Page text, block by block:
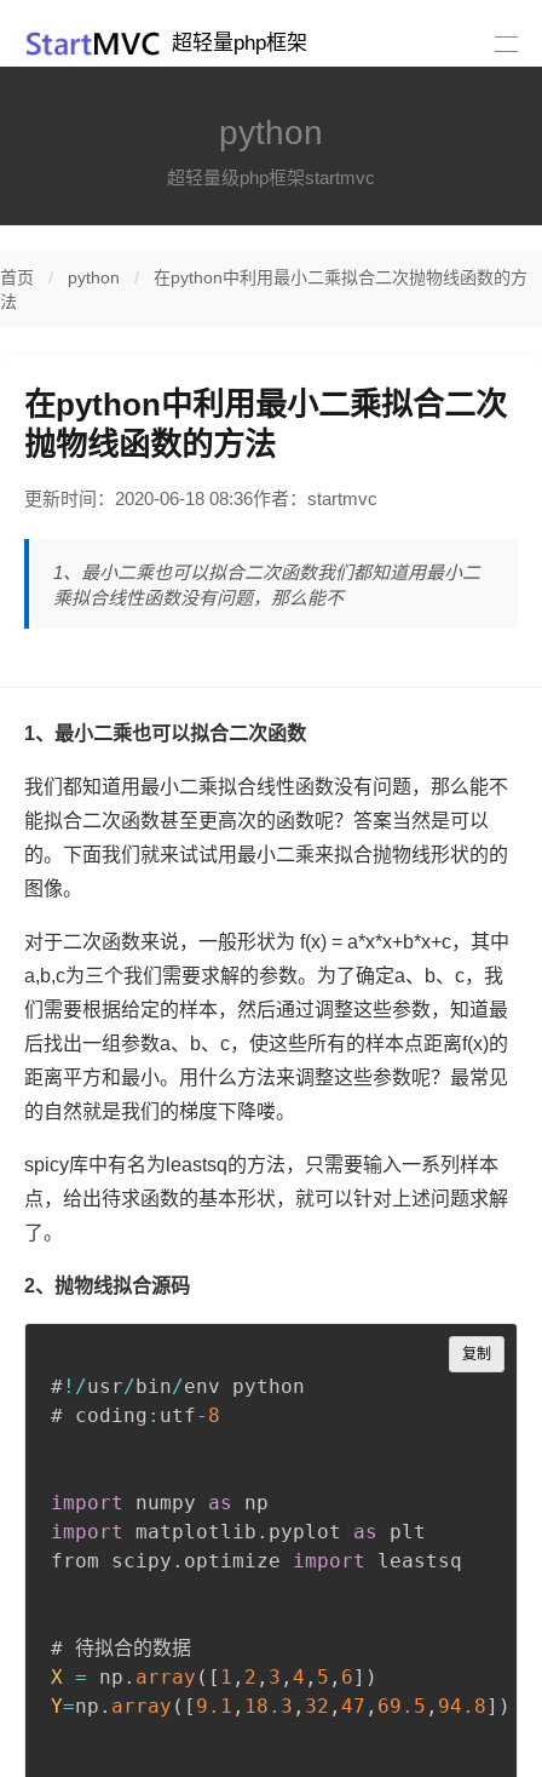
超轻量php框架
python
超轻量级php框架startmvc
首页 python
在python中利用最小二乘拟合二次抛物线函数的方
法
在python中利用最小二乘拟合二次
抛物线函数的方法
更新时间：2020-06-18 08:36作者：startmvc
1、最小二乘也可以拟合二次函数我们都知道用最小二
乘拟合线性函数没有问题，那么能不
1、最小二乘也可以拟合二次函数
我们都知道用最小二乘拟合线性函数没有问题，那么能不
能拟合二次函数甚至更高次的函数呢？答案当然是可以
的。下面我们就来试试用最小二乘来拟合抛物线形状的的
图像。
对于二次函数来说，一般形状为 f(x) = a*x*x+b*x+c，其中
a,b,c为三个我们需要求解的参数。为了确定a、b、c，我
们需要根据给定的样本，然后通过调整这些参数，知道最
后找出一组参数a、b、c，使这些所有的样本点距离f(x)的
距离平方和最小。用什么方法来调整这些参数呢？最常见
的自然就是我们的梯度下降喽。
spicy库中有名为leastsq的方法，只需要输入一系列样本
点，给出待求函数的基本形状，就可以针对上述问题求解
了。
2、抛物线拟合源码
# ! /usr/bin/env python
# coding : utf- 8
import numpy as
import
matplotlib . pyplot as
plt
from scipy . optimize import leastsq
X = np . array ( [ 1 , 2 , 3 , 4 , 5 , 6] )
Y=np . array ( [ 9.1 , 18.3 , 32 , 47 , 69.5 , 94.8] )
复制
Copy